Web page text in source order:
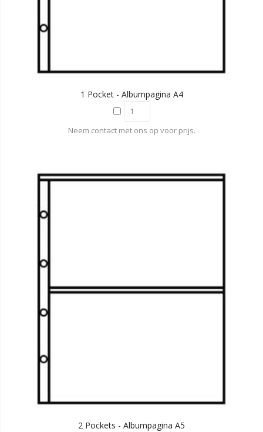
1 Pocket - Albumpagina A4
Neem contact met ons op voor prijs.
2 Pockets - Albumpagina A5